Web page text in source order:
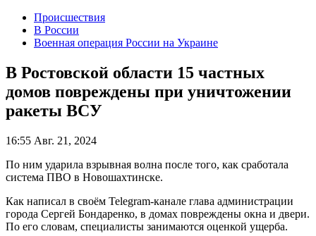
Происшествия
В России
Военная операция России на Украине
В Ростовской области 15 частных
домов повреждены при уничтожении
ракеты ВСУ
16:55 Авг. 21, 2024
По ним ударила взрывная волна после того, как сработала
система ПВО в Новошахтинске.
Как написал в своём Telegram-канале глава администрации
города Сергей Бондаренко, в домах повреждены окна и двери.
По его словам, специалисты занимаются оценкой ущерба.